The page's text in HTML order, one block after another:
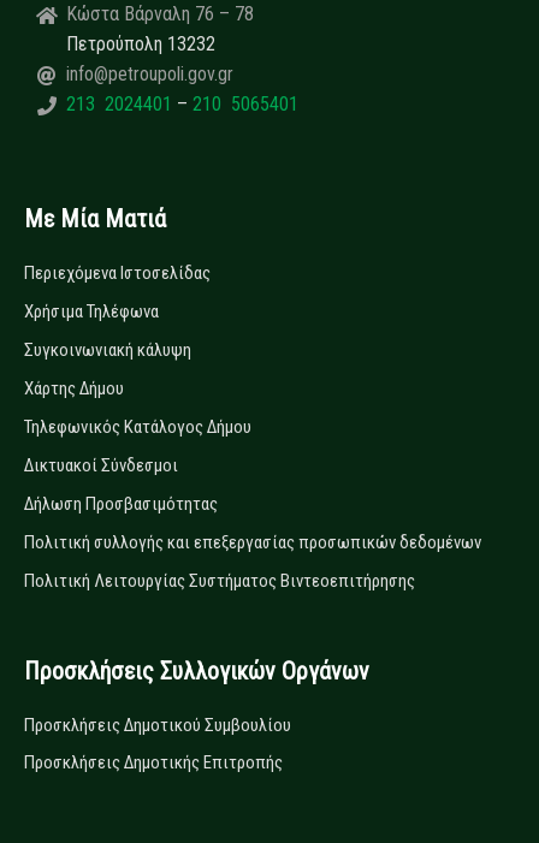
Κώστα Βάρναλη 76 – 78
Πετρούπολη 13232
info@petroupoli.gov.gr
213 2024401 – 210 5065401
Με Μία Ματιά
Περιεχόμενα Ιστοσελίδας
Χρήσιμα Τηλέφωνα
Συγκοινωνιακή κάλυψη
Χάρτης Δήμου
Τηλεφωνικός Κατάλογος Δήμου
Δικτυακοί Σύνδεσμοι
Δήλωση Προσβασιμότητας
Πολιτική συλλογής και επεξεργασίας προσωπικών δεδομένων
Πολιτική Λειτουργίας Συστήματος Βιντεοεπιτήρησης
Προσκλήσεις Συλλογικών Οργάνων
Προσκλήσεις Δημοτικού Συμβουλίου
Προσκλήσεις Δημοτικής Επιτροπής